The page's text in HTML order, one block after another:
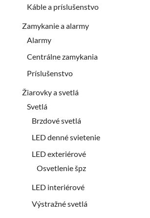
Káble a príslušenstvo
Zamykanie a alarmy
Alarmy
Centrálne zamykania
Príslušenstvo
Žiarovky a svetlá
Svetlá
Brzdové svetlá
LED denné svietenie
LED exteriérové
Osvetlenie špz
LED interiérové
Výstražné svetlá